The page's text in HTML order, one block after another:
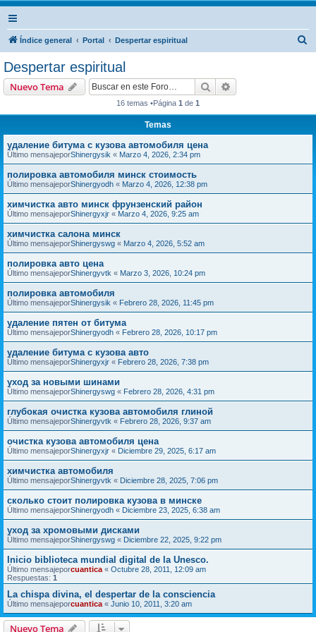
Índice general Portal Despertar espiritual
Despertar espiritual
Nuevo Tema Buscar
16 temas •Página 1 de 1
Temas
удаление битума с кузова автомобиля цена
Último mensajeporShinergysik « Marzo 4, 2026, 2:34 pm
полировка автомобиля минск стоимость
Último mensajeporShinergyodh « Marzo 4, 2026, 12:38 pm
химчистка авто минск фрунзенский район
Último mensajeporShinergyxjr « Marzo 4, 2026, 9:25 am
химчистка салона минск
Último mensajeporShinergyswg « Marzo 4, 2026, 5:52 am
полировка авто цена
Último mensajeporShinergyvtk « Marzo 3, 2026, 10:24 pm
полировка автомобиля
Último mensajeporShinergysik « Febrero 28, 2026, 11:45 pm
удаление пятен от битума
Último mensajeporShinergyodh « Febrero 28, 2026, 10:17 pm
удаление битума с кузова авто
Último mensajeporShinergyxjr « Febrero 28, 2026, 7:38 pm
уход за новыми шинами
Último mensajeporShinergyswg « Febrero 28, 2026, 4:31 pm
глубокая очистка кузова автомобиля глиной
Último mensajeporShinergyvtk « Febrero 28, 2026, 9:37 am
очистка кузова автомобиля цена
Último mensajeporShinergyxjr « Diciembre 29, 2025, 6:17 am
химчистка автомобиля
Último mensajeporShinergyvtk « Diciembre 28, 2025, 7:06 pm
сколько стоит полировка кузова в минске
Último mensajeporShinergyodh « Diciembre 23, 2025, 6:38 am
уход за хромовыми дисками
Último mensajeporShinergyswg « Diciembre 22, 2025, 9:22 pm
Inicio biblioteca mundial digital de la Unesco.
Último mensajeporcuantica « Octubre 28, 2011, 12:09 am
Respuestas: 1
La chispa divina, el despertar de la consciencia
Último mensajeporcuantica « Junio 10, 2011, 3:20 am
Nuevo Tema